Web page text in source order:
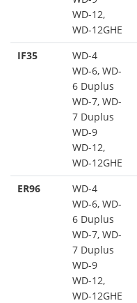
WD-12,
WD-12GHE
IF35
WD-4
WD-6, WD-
6 Duplus
WD-7, WD-
7 Duplus
WD-9
WD-12,
WD-12GHE
ER96
WD-4
WD-6, WD-
6 Duplus
WD-7, WD-
7 Duplus
WD-9
WD-12,
WD-12GHE